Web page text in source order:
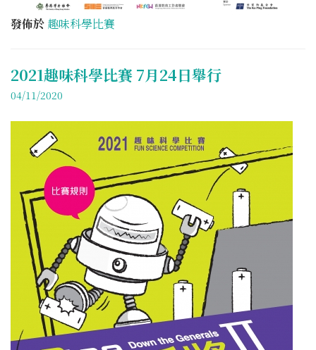
發佈於 趣味科學比賽
2021趣味科學比賽 7月24日舉行
04/11/2020